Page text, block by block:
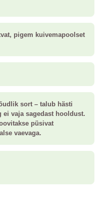
pigem kuivemapoolset
sort – talub hästi
vaja sagedast hooldust.
püsivat
vaevaga.